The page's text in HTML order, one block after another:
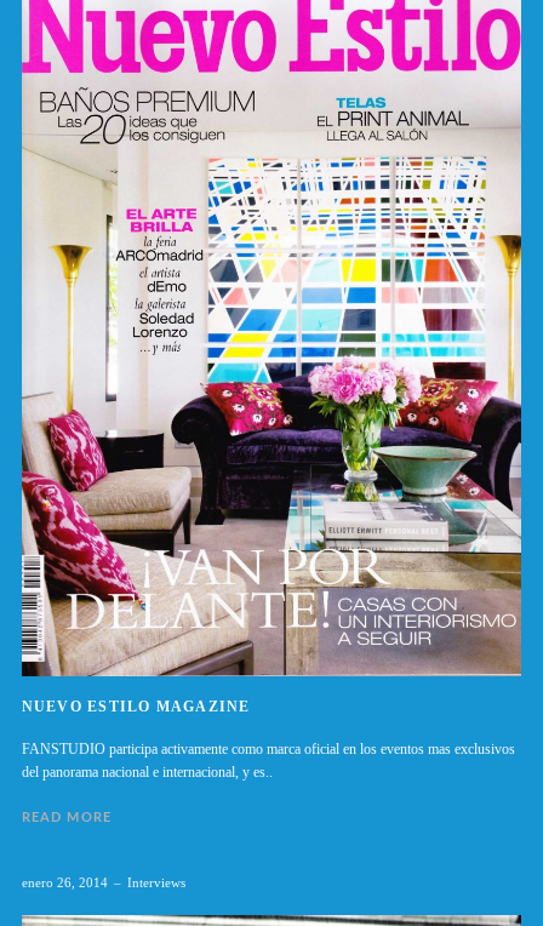
NUEVO ESTILO MAGAZINE
FANSTUDIO participa activamente como marca oficial en los eventos mas exclusivos
del panorama nacional e internacional, y es..
READ MORE
enero 26, 2014 Interviews